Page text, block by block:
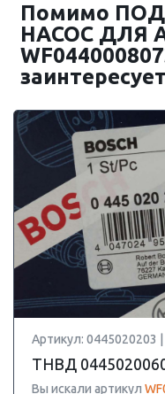
Помимо
НАСОС ДЛЯ
Артикул: 0445020203 |
ТНВД
Вы искали артикул